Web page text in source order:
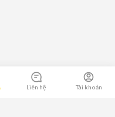
Liên hệ Tài khoản